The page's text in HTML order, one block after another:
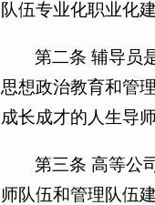
队伍专业化职业化
第二条 辅导员
思想政治教育和管
成长成才的人生导
第三条 高等公
师队伍和管理队伍